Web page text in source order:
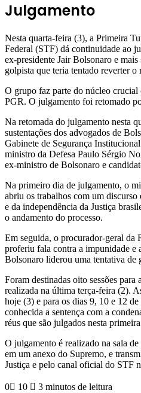
Julgamento
Nesta quarta-feira (3), a Primeira
Federal (STF) dá continuidade ao
ex-presidente Jair Bolsonaro e mais
golpista que teria tentado reverter o
O grupo faz parte do núcleo crucial
PGR. O julgamento foi retomado
Na retomada do julgamento nesta
sustentações dos advogados de
Gabinete de Segurança
ministro da Defesa Paulo Sérgio
ex-ministro de Bolsonaro e
Na primeiro dia de julgamento, o
abriu os trabalhos com um discurso
e da independência da Justiça
o andamento do processo.
Em seguida, o procurador-geral da
proferiu fala contra a impunidade
Bolsonaro liderou uma tentativa de
Foram destinadas oito sessões
realizada na última terça-feira (2).
hoje (3) e para os dias 9, 10 e 12
conhecida a sentença com a
réus que são julgados nesta
O julgamento é realizado na sala
em um anexo do Supremo, e
Justiça e pelo canal oficial do STF
0 10 3 minutos de leitura